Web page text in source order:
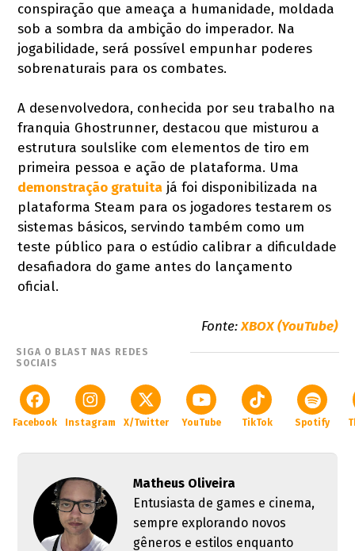
conspiração que ameaça a humanidade, moldada
sob a sombra da ambição do imperador. Na
jogabilidade, será possível empunhar poderes
sobrenaturais para os combates.
A desenvolvedora, conhecida por seu trabalho na
franquia Ghostrunner, destacou que misturou a
estrutura soulslike com elementos de tiro em
primeira pessoa e ação de plataforma. Uma
demonstração gratuita já foi disponibilizada na
plataforma Steam para os jogadores testarem os
sistemas básicos, servindo também como um
teste público para o estúdio calibrar a dificuldade
desafiadora do game antes do lançamento
oficial.
Fonte:XBOX (YouTube)
SIGA O BLAST NAS REDES
SOCIAIS
Facebook Instagram X/Twitter YouTube TikTok Spotify
Matheus Oliveira
Entusiasta de games e cinema,
sempre explorando novos
gêneros e estilos enquanto